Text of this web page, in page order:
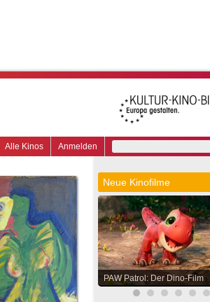
Anmelden
Alle Kinos
Neue Kinofilme
PAW Patrol: Der Dino-Film